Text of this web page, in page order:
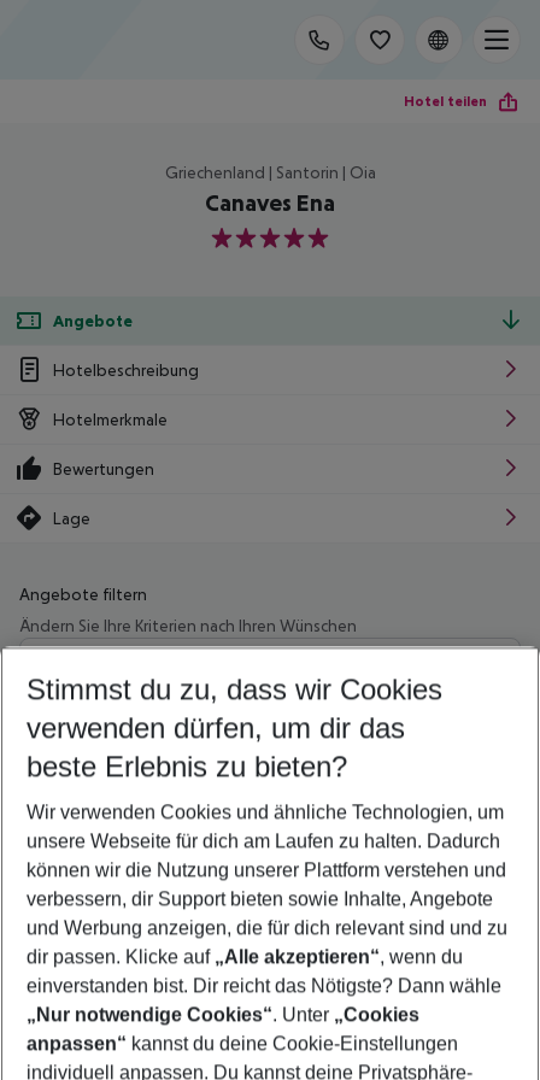
Hotel teilen
Griechenland | Santorin | Oia
Canaves Ena
5
Angebote
Hotelbeschreibung
Hotelmerkmale
Bewertungen
Lage
Angebote filtern
Ändern Sie Ihre Kriterien nach Ihren Wünschen
Beliebiger Abflughafen
Wähle deinen Reisezeitraum
5-8 Nächte
2 Erwachsene Keine Kinder
Mehr Filter anzeigen
Footer
Footer navigation
Stimmst du zu, dass wir Cookies
verwenden dürfen, um dir das
beste Erlebnis zu bieten?
Wir verwenden Cookies und ähnliche Technologien, um
unsere Webseite für dich am Laufen zu halten. Dadurch
können wir die Nutzung unserer Plattform verstehen und
verbessern, dir Support bieten sowie Inhalte, Angebote
und Werbung anzeigen, die für dich relevant sind und zu
dir passen. Klicke auf „Alle akzeptieren“, wenn du
einverstanden bist. Dir reicht das Nötigste? Dann wähle
„Nur notwendige Cookies“. Unter „Cookies
anpassen“ kannst du deine Cookie-Einstellungen
individuell anpassen. Du kannst deine Privatsphäre-